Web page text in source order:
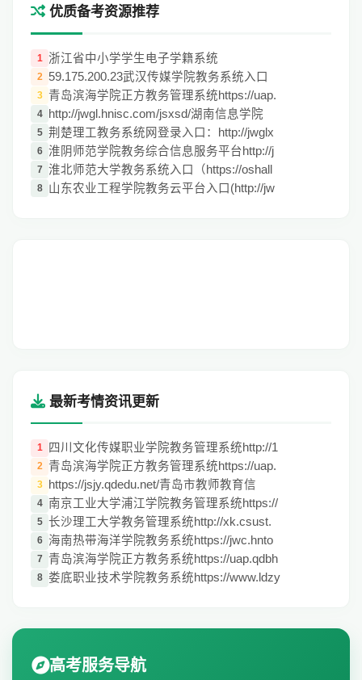
优质备考资源推荐
1 浙江省中小学学生电子学籍系统
2 59.175.200.23武汉传媒学院教务系统入口
3 青岛滨海学院正方教务管理系统https://uap.
4 http://jwgl.hnisc.com/jsxsd/湖南信息学院
5 荆楚理工教务系统网登录入口：http://jwglx
6 淮阴师范学院教务综合信息服务平台http://j
7 淮北师范大学教务系统入口（https://oshall
8 山东农业工程学院教务云平台入口(http://jw
最新考情资讯更新
1 四川文化传媒职业学院教务管理系统http://1
2 青岛滨海学院正方教务管理系统https://uap.
3 https://jsjy.qdedu.net/青岛市教师教育信
4 南京工业大学浦江学院教务管理系统https://
5 长沙理工大学教务管理系统http://xk.csust.
6 海南热带海洋学院教务系统https://jwc.hnto
7 青岛滨海学院正方教务系统https://uap.qdbh
8 娄底职业技术学院教务系统https://www.ldzy
高考服务导航